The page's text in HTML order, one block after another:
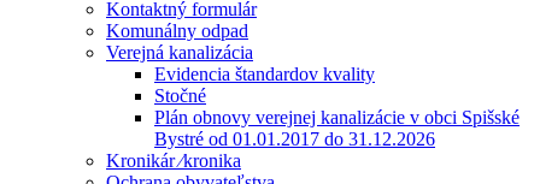
Kontaktný formulár
Komunálny odpad
Verejná kanalizácia
Evidencia štandardov kvality
Stočné
Plán obnovy verejnej kanalizácie v obci Spišské
Bystré od 01.01.2017 do 31.12.2026
Kronikár ⁄kronika